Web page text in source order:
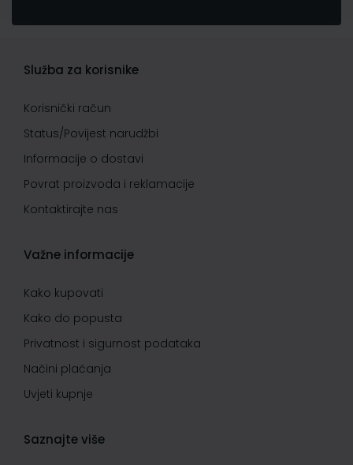
Služba za korisnike
Korisnički račun
Status/Povijest narudžbi
Informacije o dostavi
Povrat proizvoda i reklamacije
Kontaktirajte nas
Važne informacije
Kako kupovati
Kako do popusta
Privatnost i sigurnost podataka
Načini plaćanja
Uvjeti kupnje
Saznajte više